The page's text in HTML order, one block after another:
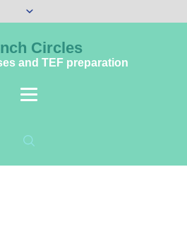
Circles
and TEF preparation